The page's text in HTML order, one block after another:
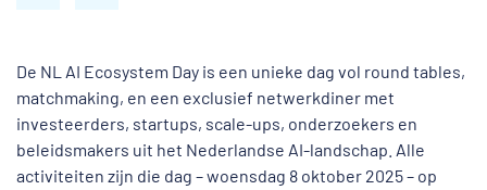
De NL AI Ecosystem Day is een unieke dag vol round tables,
matchmaking, en een exclusief netwerkdiner met
investeerders, startups, scale-ups, onderzoekers en
beleidsmakers uit het Nederlandse AI-landschap. Alle
activiteiten zijn die dag – woensdag 8 oktober 2025 – op